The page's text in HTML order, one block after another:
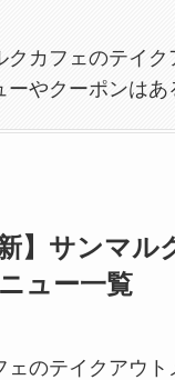
クカフェのテイク
ーやクーポンはあ
】サンマル
ュー一覧
ェのテイクアウト